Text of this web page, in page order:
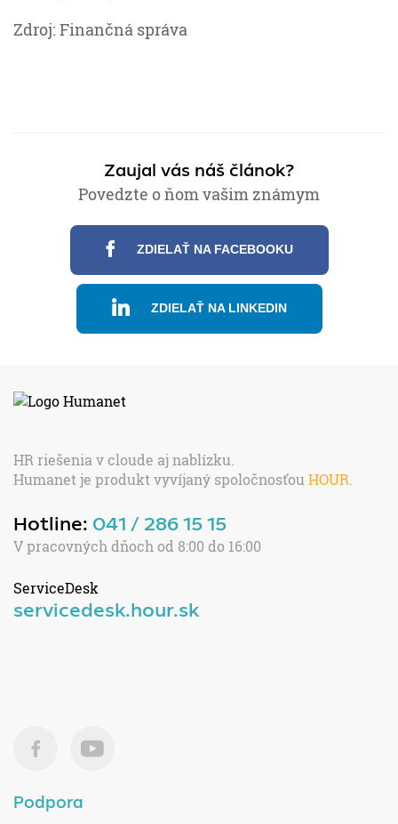
Zdroj: Finančná správa
Zaujal vás náš článok?
Povedzte o ňom vašim známym
ZDIELAŤ NA FACEBOOKU
ZDIELAŤ NA LINKEDIN
HR riešenia v cloude aj nablízku.
Humanet je produkt vyvíjaný spoločnosťou HOUR
Hotline: 041 / 286 15 15
V pracovných dňoch od 8:00 do 16:00
ServiceDesk
servicedesk.hour.sk
Podpora